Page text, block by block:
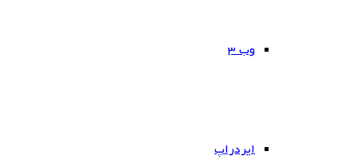
وب ۳
ایردراپ